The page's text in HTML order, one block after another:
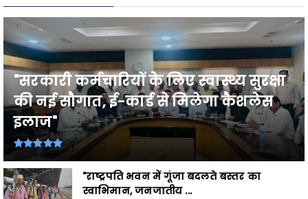
"सरकारी कर्मचारियों के लिए स्वास्थ्य सुरक्षा
की नई सौगात, ई-कार्ड से मिलेगा कैशलेस
इलाज"
"राष्ट्रपति भवन में गूंजा बदलते बस्तर का
स्वाभिमान, जनजातीय ...